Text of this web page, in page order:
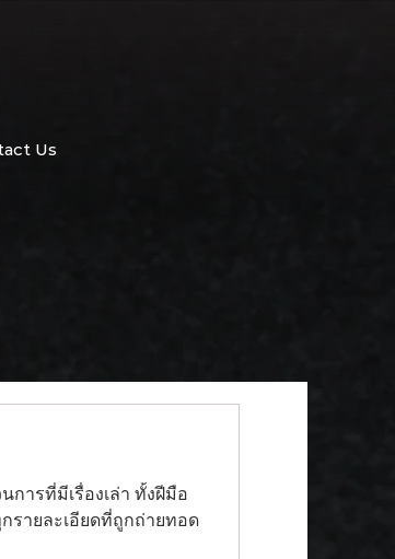
Us
ารที่มีเรื่องเล่า ทั้งฝีมือ
รายละเอียดที่ถูกถ่ายทอด